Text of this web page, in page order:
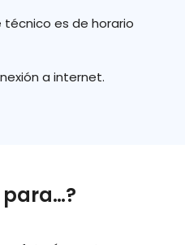
técnico es de horario
a internet.
para…?